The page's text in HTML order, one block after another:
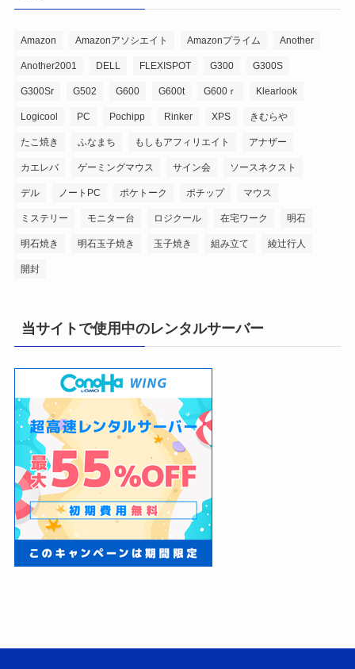
Amazon Amazonアソシエイト Amazonプライム Another
Another2001 DELL FLEXISPOT G300 G300S
G300Sr G502 G600 G600t G600ｒ Klearlook
Logicool PC Pochipp Rinker XPS きむらや
たこ焼き ふなまち もしもアフィリエイト アナザー
カエレバ ゲーミングマウス サイン会 ソースネクスト
デル ノートPC ポケトーク ポチップ マウス
ミステリー モニター台 ロジクール 在宅ワーク 明石
明石焼き 明石玉子焼き 玉子焼き 組み立て 綾辻行人
開封
当サイトで使用中のレンタルサーバー